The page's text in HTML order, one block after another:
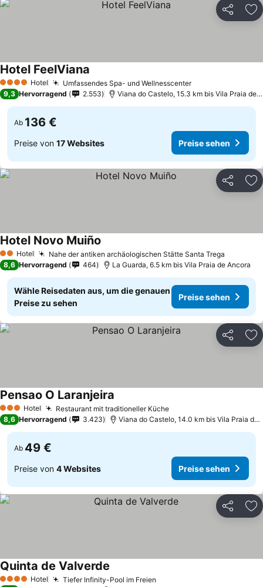
Teilen
4 Sterne Hotel Umfassendes Spa- und Wellnesscenter
Hotel FeelViana
9,3 Hervorragend 2.553 Viana do Castelo, 15.3 km bis Vila Praia de Ancora
Ab 136 €
Preise von 17 Websites Preise sehen
Teilen
2 Sterne
Hotel Nahe der antiken archäologischen Stätte Santa Trega
Hotel Novo Muiño
8,6 Hervorragend 464 La Guarda, 6.5 km bis Vila Praia de Ancora
Wähle Reisedaten aus, um die genauen
Preise zu sehen
Preise sehen
Teilen
3 SterneHotel Restaurant mit traditioneller Küche
Pensao O Laranjeira
8,6 Hervorragend 3.423 Viana do Castelo, 14.0 km bis Vila Praia de Ancora
Ab 49 €
Preise von 4 Websites Preise sehen
Teilen
4 Sterne Hotel Tiefer Infinity-Pool im Freien
Quinta de Valverde